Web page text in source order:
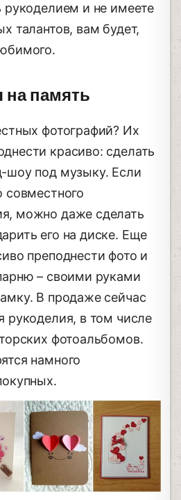
рукоделием и не имеете
талантов, вам будет,
память
фотографий? Их
красиво: сделать
шоу под музыку. Если
совместного
можно даже сделать
его на диске. Еще
преподнести фото и
– своими руками
В продаже сейчас
рукоделия, в том числе
фотоальбомов.
намного